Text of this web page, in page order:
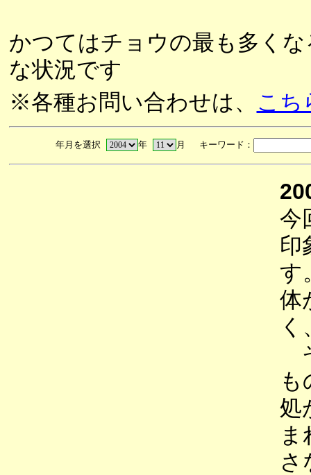
かつてはチョウの最も多く
な状況です
※各種お問い合わせは、 こち
年月を選択 年 月 キーワード：
今
印
す
体
処
さ